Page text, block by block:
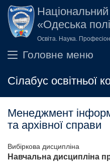
Перейти до основного вмісту
Національний
«Одеська
Освіта. Наука.
Головне меню
Сілабус освітньої
Менеджмент
та архівної справи
Вибіркова дисципліна
Навчальна дисципліна